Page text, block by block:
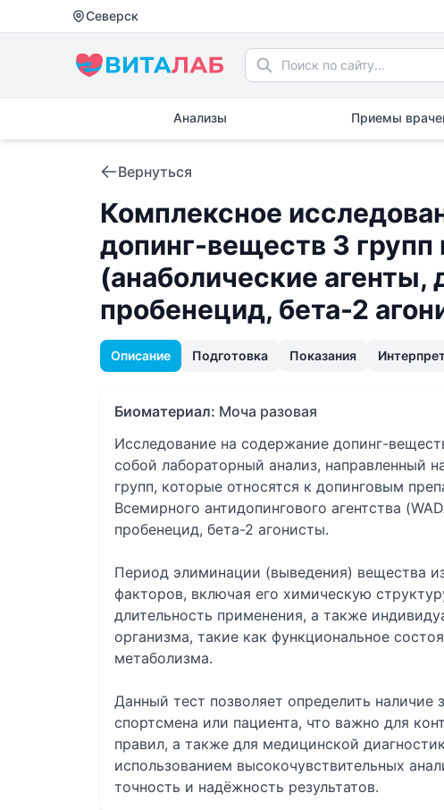
Северск
Анализы Приемы
Вернуться
Комплексное
допинг-веществ 3 групп
(анаболические агенты,
пробенецид, бета-2
Описание Подготовка Показания
Биоматериал: Моча разовая
Исследование на содержание допинг-
собой лабораторный анализ, направленный
групп, которые относятся к допинговым
Всемирного антидопингового агентства
пробенецид, бета-2 агонисты.
Период элиминации (выведения) вещества
факторов, включая его химическую
длительность применения, а также
организма, такие как функциональное
метаболизма.
Данный тест позволяет определить
спортсмена или пациента, что важно для
правил, а также для медицинской
использованием высокочувствительных
точность и надёжность результатов.